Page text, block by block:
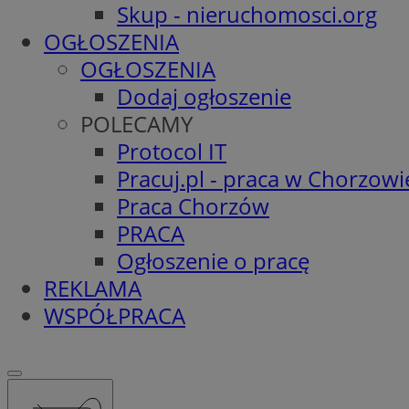
Skup - nieruchomosci.org
OGŁOSZENIA
OGŁOSZENIA
Dodaj ogłoszenie
POLECAMY
Protocol IT
Pracuj.pl - praca w
Praca Chorzów
PRACA
Ogłoszenie o pracę
REKLAMA
WSPÓŁPRACA